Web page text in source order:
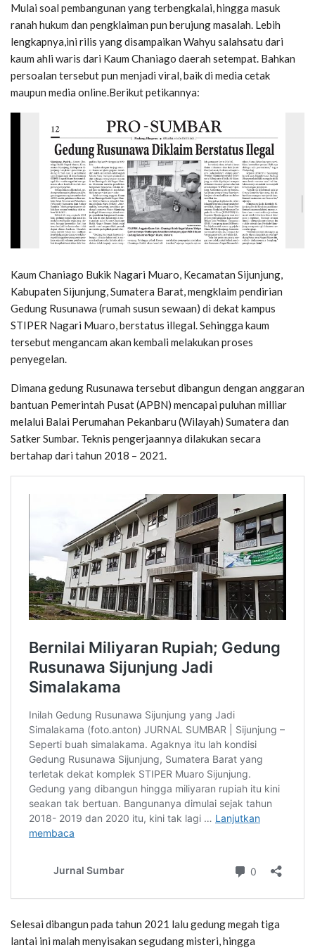
Mulai soal pembangunan yang terbengkalai, hingga masuk
ranah hukum dan pengklaiman pun berujung masalah. Lebih
lengkapnya,ini rilis yang disampaikan Wahyu salahsatu dari
kaum ahli waris dari Kaum Chaniago daerah setempat. Bahkan
persoalan tersebut pun menjadi viral, baik di media cetak
maupun media online.Berikut petikannya:
Kaum Chaniago Bukik Nagari Muaro, Kecamatan Sijunjung,
Kabupaten Sijunjung, Sumatera Barat, mengklaim pendirian
Gedung Rusunawa (rumah susun sewaan) di dekat kampus
STIPER Nagari Muaro, berstatus illegal. Sehingga kaum
tersebut mengancam akan kembali melakukan proses
penyegelan.
Dimana gedung Rusunawa tersebut dibangun dengan anggaran
bantuan Pemerintah Pusat (APBN) mencapai puluhan milliar
melalui Balai Perumahan Pekanbaru (Wilayah) Sumatera dan
Satker Sumbar. Teknis pengerjaannya dilakukan secara
bertahap dari tahun 2018 – 2021.
Selesai dibangun pada tahun 2021 lalu gedung megah tiga
lantai ini malah menyisakan segudang misteri, hingga